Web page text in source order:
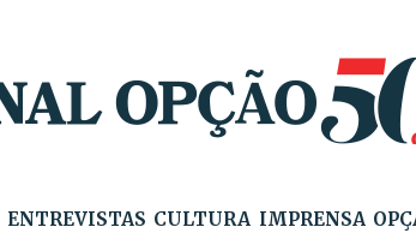
ENTREVISTAS CULTURA IMPRENSA